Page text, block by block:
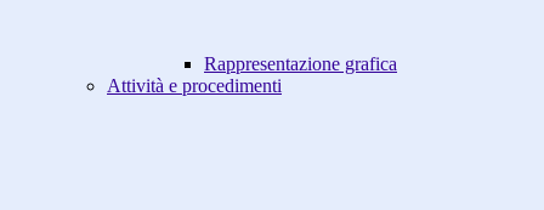
Rappresentazione grafica
Attività e procedimenti